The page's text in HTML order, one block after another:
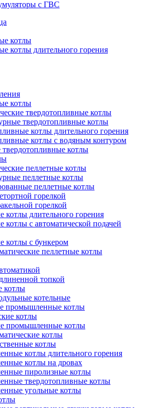
с ГВС
котлы
котлы длительного горения
котлы
твердотопливные котлы
твердотопливные котлы
котлы длительного горения
котлы с водяным контуром
котлы
пеллетные котлы
пеллетные котлы
пеллетные котлы
горелкой
горелкой
котлы длительного горения
котлы с автоматической подачей
котлы с бункером
пеллетные котлы
топкой
котлы
котельные
промышленные котлы
котлы
промышленные котлы
котлы
котлы
котлы длительного горения
котлы на дровах
пиролизные котлы
твердотопливные котлы
угольные котлы